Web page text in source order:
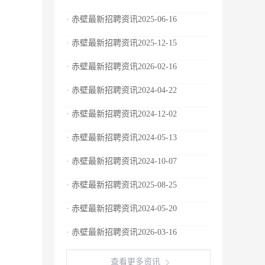
· 赤壁最新招聘资讯2025-06-16
· 赤壁最新招聘资讯2025-12-15
· 赤壁最新招聘资讯2026-02-16
· 赤壁最新招聘资讯2024-04-22
· 赤壁最新招聘资讯2024-12-02
· 赤壁最新招聘资讯2024-05-13
· 赤壁最新招聘资讯2024-10-07
· 赤壁最新招聘资讯2025-08-25
· 赤壁最新招聘资讯2024-05-20
· 赤壁最新招聘资讯2026-03-16
查看更多资讯